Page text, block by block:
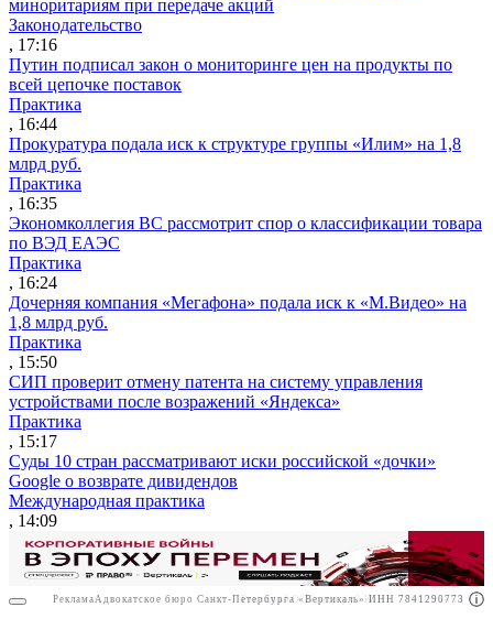
Реклама АО"Право.ру" ИНН: 7708095468
миноритариям при передаче акций
Законодательство
, 17:16
Путин подписал закон о мониторинге цен на продукты по
всей цепочке поставок
Практика
, 16:44
Прокуратура подала иск к структуре группы «Илим» на 1,8
млрд руб.
Практика
, 16:35
Экономколлегия ВС рассмотрит спор о классификации товара
по ВЭД ЕАЭС
Практика
, 16:24
Дочерняя компания «Мегафона» подала иск к «М.Видео» на
1,8 млрд руб.
Практика
, 15:50
СИП проверит отмену патента на систему управления
устройствами после возражений «Яндекса»
Практика
, 15:17
Суды 10 стран рассматривают иски российской «дочки»
Google о возврате дивидендов
Международная практика
, 14:09
Реклама Адвокатское бюро Санкт-Петербурга «Вертикаль» ИНН 7841290773